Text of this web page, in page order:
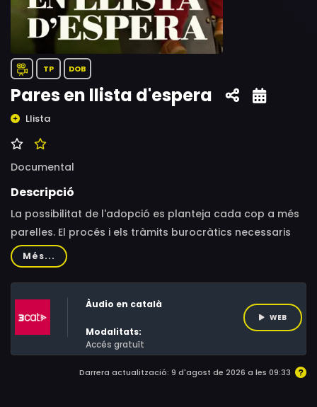
TP DOB
Pares en llista d'espera
Llista
Documental
Descripció
La possibilitat de l'adopció es planteja cada cop a més
parelles. El procés i els tràmits burocràtics necessaris
per adoptar una criatura són sovint molt llargs o
problemàtics. El programa analitza diverses
experiències de parelles, així com la integració dels nens
adoptats, que molt sovint provenen d'altres països o
tenen discapacitats o malalties. També es presenten els
controls i informes que fa la Generalitat per garantir en
Més...
Àudio en català
Modalitats:
Accés gratuït
WEB
Darrera actualització: 9 d'agost de 2026 a les 09:33